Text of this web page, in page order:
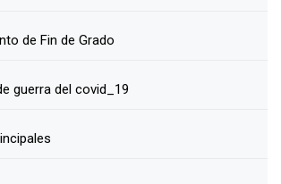
de Fin de Grado
guerra del covid_19